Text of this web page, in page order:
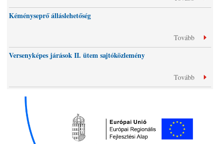
Kéményseprő álláslehetőség
Tovább
Versenyképes járások II. ütem sajtóközlemény
Tovább